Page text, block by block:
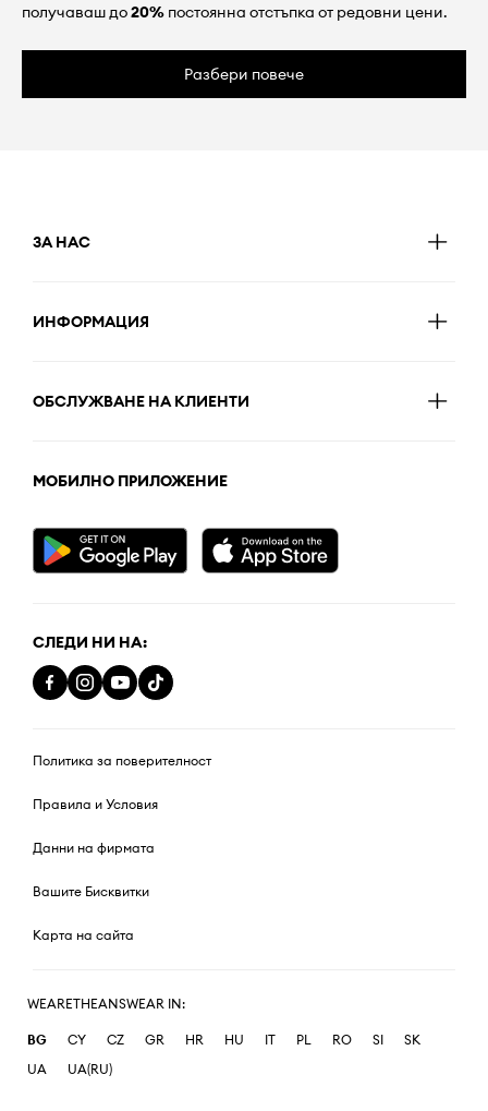
получаваш до20% постоянна отстъпка от редовни цени.
Разбери повече
ЗА НАС
ИНФОРМАЦИЯ
ОБСЛУЖВАНЕ НА КЛИЕНТИ
МОБИЛНО ПРИЛОЖЕНИЕ
СЛЕДИ НИ НА:
Политика за поверителност
Правила и Условия
Данни на фирмата
Вашите Бисквитки
Карта на сайта
WEARETHEANSWEAR IN:
BG CY CZ GR HR HU IT PL RO SI
SK
UA
UA(RU)